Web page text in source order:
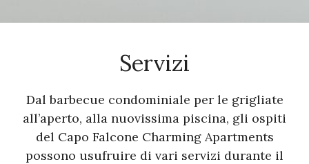
Servizi
Dal barbecue condominiale per le grigliate
all’aperto, alla nuovissima piscina, gli ospiti
del Capo Falcone Charming Apartments
possono usufruire di vari servizi durante il